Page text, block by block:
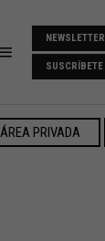
NEWSLETTER
SUSCRÍBETE
ÁREA PRIVADA